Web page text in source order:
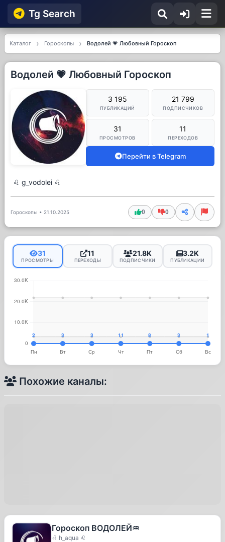
Tg Searсh
Каталог Гороскопы Водолей 💗 Любовный Гороскоп
Водолей 💗 Любовный Гороскоп
3 195
ПУБЛИКАЦИЙ
21 799
ПОДПИСЧИКОВ
31
ПРОСМОТРОВ
11
ПЕРЕХОДОВ
Перейти в Telegram
♌ g_vodolei ♌
Гороскопы • 21.10.2025 0 0
31
ПРОСМОТРЫ
11
ПЕРЕХОДЫ
21.8K
ПОДПИСЧИКИ
3.2K
ПУБЛИКАЦИИ
Похожие каналы:
Гороскоп ВОДОЛЕЙ♒️
♌ h_aqua ♌